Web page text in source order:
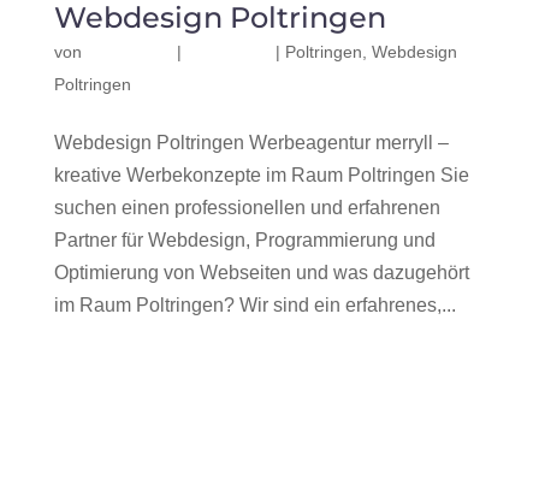
Webdesign Poltringen
von | | Poltringen Webdesign
Poltringen
Webdesign Poltringen Werbeagentur merryll –
kreative Werbekonzepte im Raum Poltringen Sie
suchen einen professionellen und erfahrenen
Partner für Webdesign, Programmierung und
Optimierung von Webseiten und was dazugehört
im Raum Poltringen? Wir sind ein erfahrenes,...